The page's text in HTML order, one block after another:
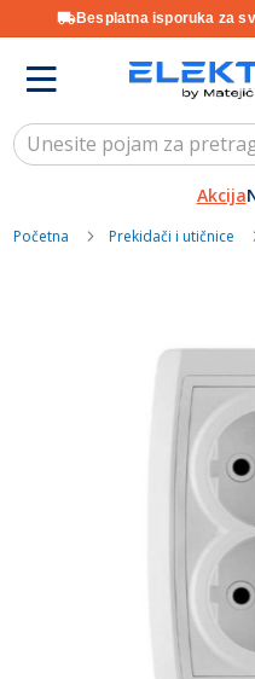
Besplatna isporuka za
Akcija
Početna Prekidači i utičnice